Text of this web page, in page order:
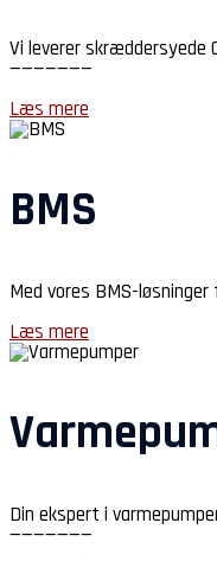
Vi leverer skræddersyede
———————
Læs mere
BMS
Med vores BMS-
Læs mere
Din ekspert i
———————